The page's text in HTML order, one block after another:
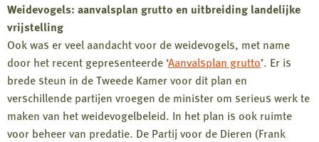
Weidevogels: aanvalsplan grutto en uitbreiding landelijke
vrijstelling
Ook was er veel aandacht voor de weidevogels, met name
door het recent gepresenteerde ‘Aanvalsplan grutto’. Er is
brede steun in de Tweede Kamer voor dit plan en
verschillende partijen vroegen de minister om serieus werk te
maken van het weidevogelbeleid. In het plan is ook ruimte
voor beheer van predatie. De Partij voor de Dieren (Frank